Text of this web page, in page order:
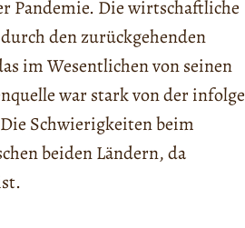
Pandemie. Die wirtschaftliche
den zurückgehenden
im Wesentlichen von seinen
war stark von der infolge
Schwierigkeiten beim
beiden Ländern, da